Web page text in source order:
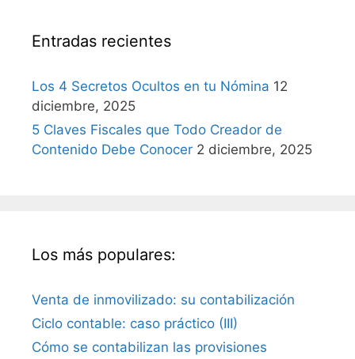
Entradas recientes
Los 4 Secretos Ocultos en tu Nómina 12
diciembre, 2025
5 Claves Fiscales que Todo Creador de
Contenido Debe Conocer 2 diciembre, 2025
Los más populares:
Venta de inmovilizado: su contabilización
Ciclo contable: caso práctico (III)
Cómo se contabilizan las provisiones